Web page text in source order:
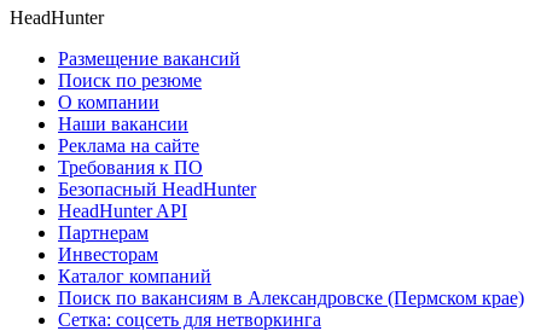
HeadHunter
Размещение вакансий
Поиск по резюме
О компании
Наши вакансии
Реклама на сайте
Требования к ПО
Безопасный HeadHunter
HeadHunter API
Партнерам
Инвесторам
Каталог компаний
Поиск по вакансиям в Александровске (Пермском крае)
Сетка: соцсеть для нетворкинга